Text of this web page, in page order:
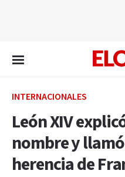
INTERNACIONALES
León XIV
nombre y
herencia de